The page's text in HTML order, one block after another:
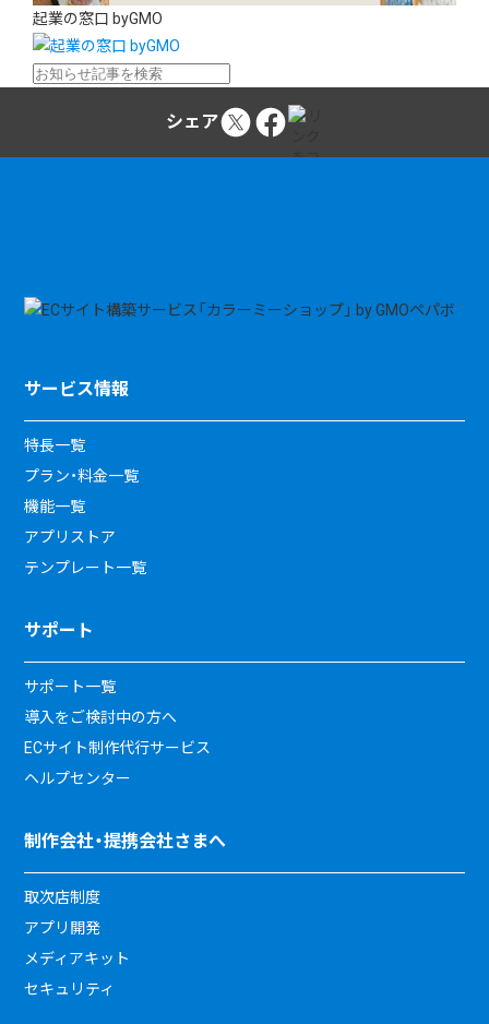
起業の窓口 byGMO
シェア
サービス情報
特長一覧
プラン・料金一覧
機能一覧
アプリストア
テンプレート一覧
サポート
サポート一覧
導入をご検討中の方へ
ECサイト制作代行サービス
ヘルプセンター
制作会社・提携会社さまへ
取次店制度
アプリ開発
メディアキット
セキュリティ